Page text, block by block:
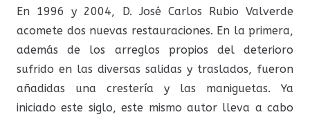
En 1996 y 2004, D. José Carlos Rubio Valverde
acomete dos nuevas restauraciones. En la primera,
además de los arreglos propios del deterioro
sufrido en las diversas salidas y traslados, fueron
añadidas una crestería y las maniguetas. Ya
iniciado este siglo, este mismo autor lleva a cabo